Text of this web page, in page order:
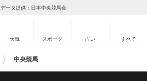
データ提供：日本中央競馬会
天気 スポーツ 占い すべて
中央競馬